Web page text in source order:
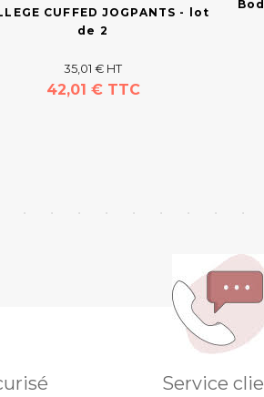
CUFFED JOGPANTS - lot
de 2
35,01 € HT
42,01 € TTC
Service